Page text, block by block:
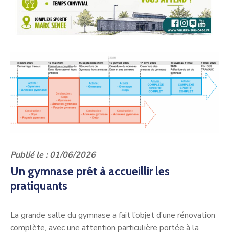
Publié le : 01/06/2026
Un gymnase prêt à accueillir les
pratiquants
La grande salle du gymnase a fait l’objet d’une rénovation
complète, avec une attention particulière portée à la